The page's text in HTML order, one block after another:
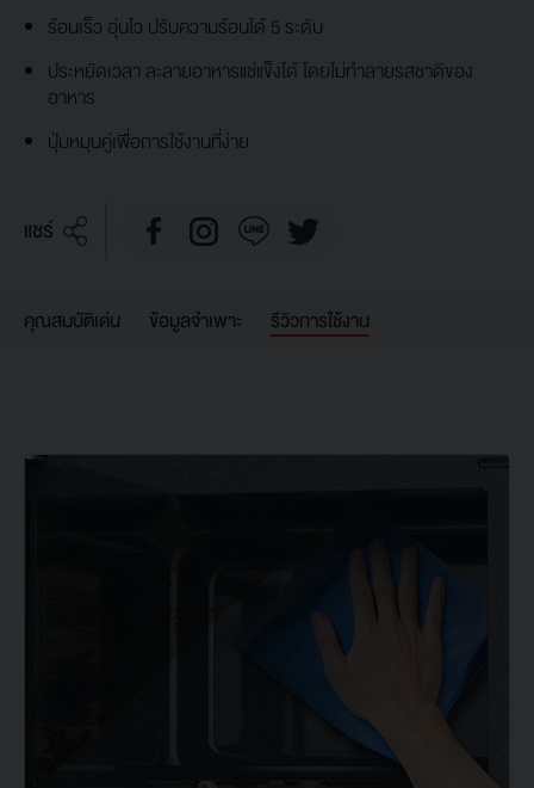
ร้อนเร็ว อุ่นไว ปรับความร้อนได้ 5 ระดับ
ประหยัดเวลา ละลายอาหารแช่แข็งได้ โดยไม่ทำลายรสชาติของ
อาหาร
ปุ่มหมุนคู่เพื่อการใช้งานที่ง่าย
แชร์
คุณสมบัติเด่น ข้อมูลจำเพาะ รีวิวการใช้งาน